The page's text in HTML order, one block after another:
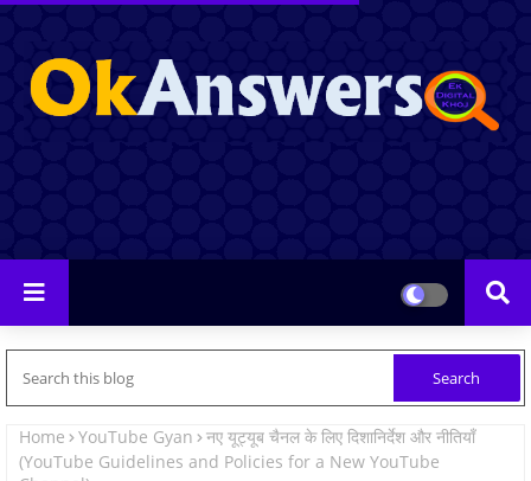
Home YouTube Gyan
नए यूट्यूब चैनल के लिए दिशानिर्देश और नीतियाँ
(YouTube Guidelines and Policies for a New YouTube